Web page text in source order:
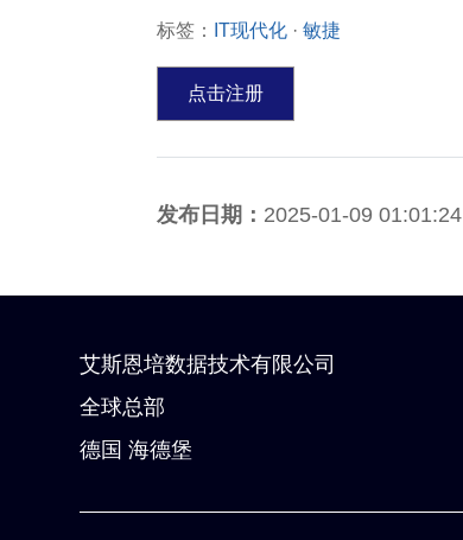
标签： IT现代化 · 敏捷
点击注册
发布日期： 2025-01-09 01:01:24
艾斯恩培数据技术有限公司
全球总部
德国 海德堡